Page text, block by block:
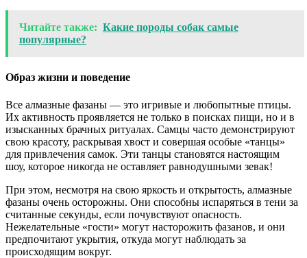
Читайте также: Какие породы собак самые
популярные?
Образ жизни и поведение
Все алмазные фазаны — это игривые и любопытные птицы.
Их активность проявляется не только в поисках пищи, но и в
изысканных брачных ритуалах. Самцы часто демонстрируют
свою красоту, раскрывая хвост и совершая особые «танцы»
для привлечения самок. Эти танцы становятся настоящим
шоу, которое никогда не оставляет равнодушными зевак!
При этом, несмотря на свою яркость и открытость, алмазные
фазаны очень осторожны. Они способны испаряться в тени за
считанные секунды, если почувствуют опасность.
Нежелательные «гости» могут насторожить фазанов, и они
предпочитают укрытия, откуда могут наблюдать за
происходящим вокруг.